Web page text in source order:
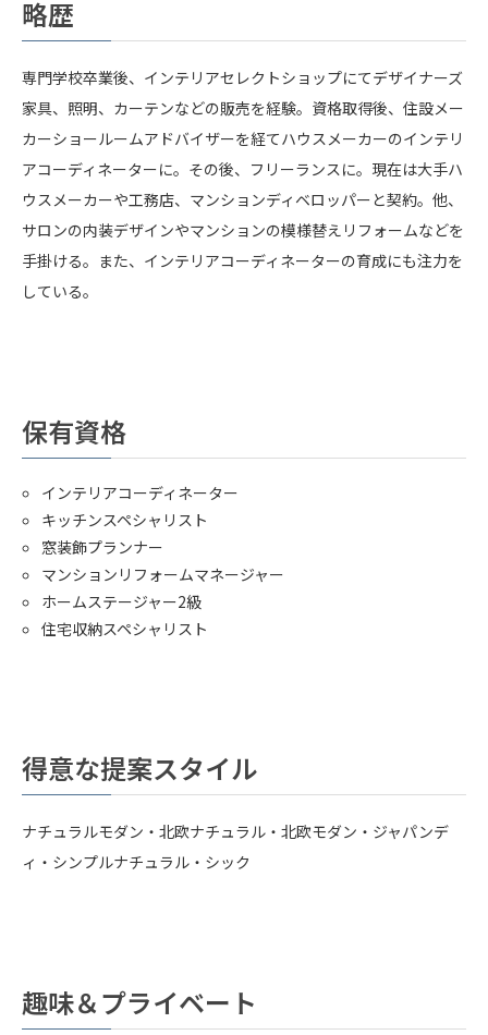
略歴
専門学校卒業後、インテリアセレクトショップにてデザイナーズ
家具、照明、カーテンなどの販売を経験。資格取得後、住設メー
カーショールームアドバイザーを経てハウスメーカーのインテリ
アコーディネーターに。その後、フリーランスに。現在は大手ハ
ウスメーカーや工務店、マンションディベロッパーと契約。他、
サロンの内装デザインやマンションの模様替えリフォームなどを
手掛ける。また、インテリアコーディネーターの育成にも注力を
している。
保有資格
インテリアコーディネーター
キッチンスペシャリスト
窓装飾プランナー
マンションリフォームマネージャー
ホームステージャー2級
住宅収納スペシャリスト
得意な提案スタイル
ナチュラルモダン・北欧ナチュラル・北欧モダン・ジャパンデ
ィ・シンプルナチュラル・シック
趣味＆プライベート